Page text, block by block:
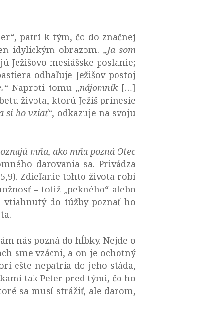
patrí k tým, čo do značnej
idylickým obrazom. „Ja som
Ježišovo mesiášske poslanie;
odhaľuje Ježišov postoj
Naproti tomu „nájomník[…]
života, ktorú Ježiš prinesie
si ho vziať“, odkazuje na svoju
mňa, ako mňa pozná Otec
darovania sa. Privádza
Zdieľanie tohto života robí
– totiž „pekného“ alebo
vtiahnutý do túžby poznať ho
nás pozná do hĺbky. Nejde o
sme vzácni, a on je ochotný
ešte nepatria do jeho stáda,
tak Peter pred tými, čo ho
sa musí strážiť, ale darom,